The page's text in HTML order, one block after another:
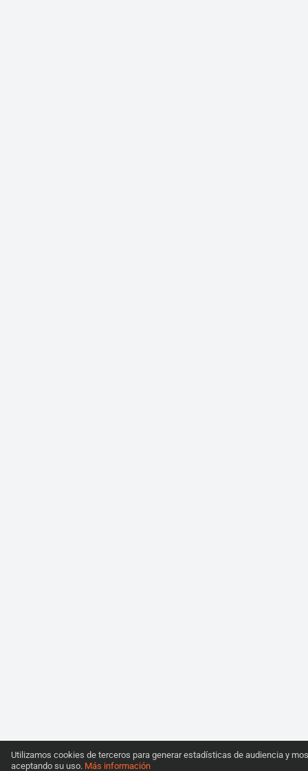
Utilizamos cookies de terceros para generar estadísticas de audiencia y
aceptando su uso. Más información